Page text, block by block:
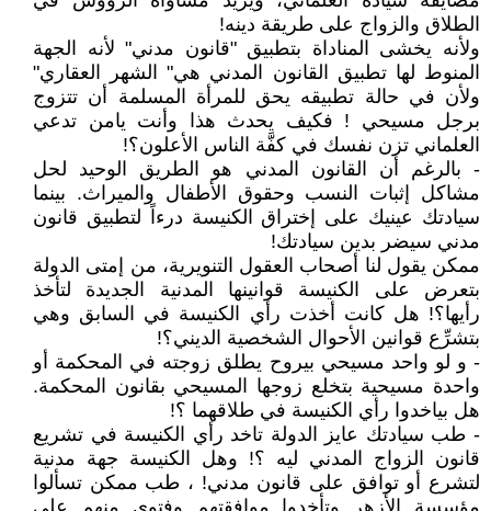
الطلاق والزواج على طريقة دينه!
ولأنه يخشى المناداة بتطبيق "قانون مدني" لأنه الجهة
المنوط لها تطبيق القانون المدني هي" الشهر العقاري"
ولأن في حالة تطبيقه يحق للمرأة المسلمة أن تتزوج
برجل مسيحي ! فكيف يحدث هذا وأنت يامن تدعي
العلماني تزن نفسك في كفَّة الناس الأعلون؟!
- بالرغم أن القانون المدني هو الطريق الوحيد لحل
مشاكل إثبات النسب وحقوق الأطفال والميراث. بينما
سيادتك عينيك على إختراق الكنيسة درءاً لتطبيق قانون
مدني سيضر بدين سيادتك!
ممكن يقول لنا أصحاب العقول التنويرية، من إمتى الدولة
بتعرض على الكنيسة قوانينها المدنية الجديدة لتأخذ
رأيها؟! هل كانت أخذت رأي الكنيسة في السابق وهي
بتشرِّع قوانين الأحوال الشخصية الديني؟!
- و لو واحد مسيحي بيروح يطلق زوجته في المحكمة أو
واحدة مسيحية بتخلع زوجها المسيحي بقانون المحكمة.
هل بياخدوا رأي الكنيسة في طلاقهما ؟!
- طب سيادتك عايز الدولة تاخد رأي الكنيسة في تشريع
قانون الزواج المدني ليه ؟! وهل الكنيسة جهة مدنية
لتشرع أو توافق على قانون مدني! ، طب ممكن تسألوا